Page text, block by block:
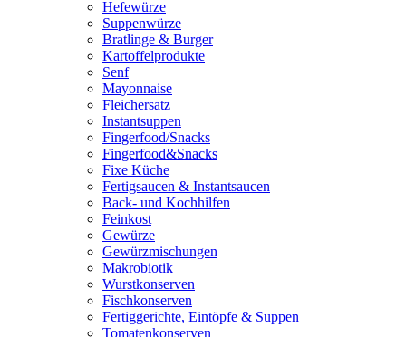
Hefewürze
Suppenwürze
Bratlinge & Burger
Kartoffelprodukte
Senf
Mayonnaise
Fleichersatz
Instantsuppen
Fingerfood/Snacks
Fingerfood&Snacks
Fixe Küche
Fertigsaucen & Instantsaucen
Back- und Kochhilfen
Feinkost
Gewürze
Gewürzmischungen
Makrobiotik
Wurstkonserven
Fischkonserven
Fertiggerichte, Eintöpfe & Suppen
Tomatenkonserven